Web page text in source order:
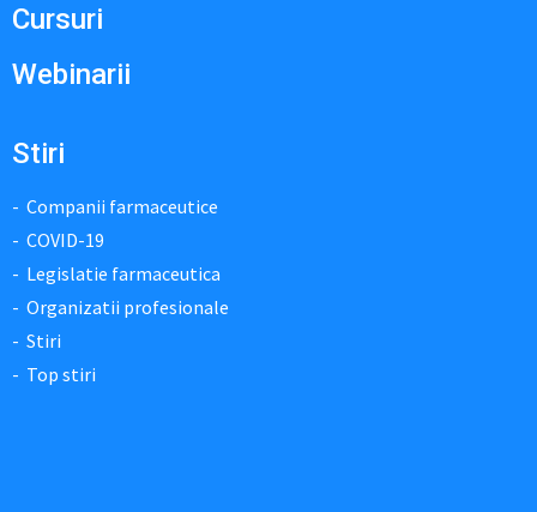
Cursuri
Webinarii
Stiri
Companii farmaceutice
COVID-19
Legislatie farmaceutica
Organizatii profesionale
Stiri
Top stiri